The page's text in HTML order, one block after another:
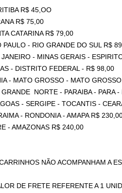
R$ 45,OO
R$ 75,00
CATARINA R$ 79,00
PAULO - RIO GRANDE DO SUL R$
JANEIRO - MINAS GERAIS -
- DISTRITO FEDERAL - R$ 98,00
- MATO GROSSO - MATO
GRANDE NORTE - PARAIBA - PARA
- SERGIPE - TOCANTIS -
- RONDONIA - AMAPA R$
- AMAZONAS R$ 240,00
NÃO ACOMPANHAM A
DE FRETE REFERENTE A 1